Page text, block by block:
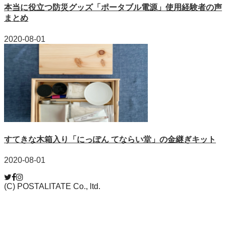
本当に役立つ防災グッズ「ポータブル電源」使用経験者の声
まとめ
2020-08-01
すてきな木箱入り「にっぽん てならい堂」の金継ぎキット
2020-08-01
(C) POSTALITATE Co., ltd.